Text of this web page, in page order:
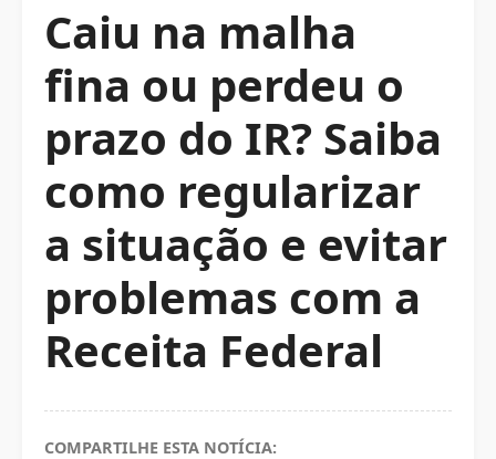
Caiu na malha
fina ou perdeu o
prazo do IR? Saiba
como regularizar
a situação e evitar
problemas com a
Receita Federal
COMPARTILHE ESTA NOTÍCIA: